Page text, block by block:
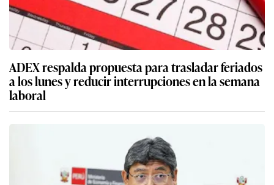
ADEX respalda propuesta para trasladar feriados
a los lunes y reducir interrupciones en la semana
laboral